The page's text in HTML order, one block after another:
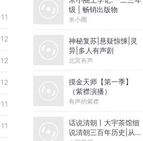
级 | 畅销出版物
米小圈
神秘复苏|悬疑惊悚|灵
异|多人有声剧
北冥有声
摸金天师【第一季】
（紫襟演播）
有声的紫襟
话说清朝丨大宇茶馆细
说清朝三百年历史|从努